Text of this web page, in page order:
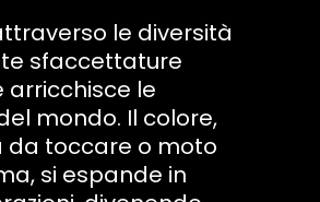
le diversità
sfaccettature
arricchisce le
mondo. Il colore,
da toccare o moto
si espande in